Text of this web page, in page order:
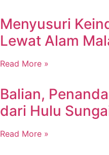
Menyusuri
Lewat Alam
Read More »
Balian,
dari Hulu
Read More »